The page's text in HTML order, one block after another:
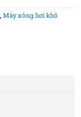
Máy xông hơi khô